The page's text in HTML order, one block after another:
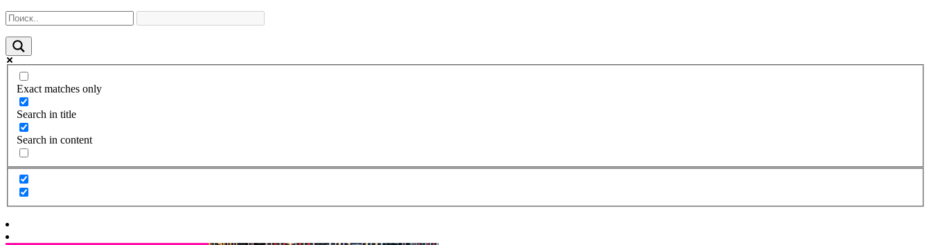
Exact matches only
Search in title
Search in content